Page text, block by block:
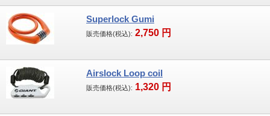
Superlock Gumi
販売価格(税込): 2,750 円
Airslock Loop coil
販売価格(税込): 1,320 円